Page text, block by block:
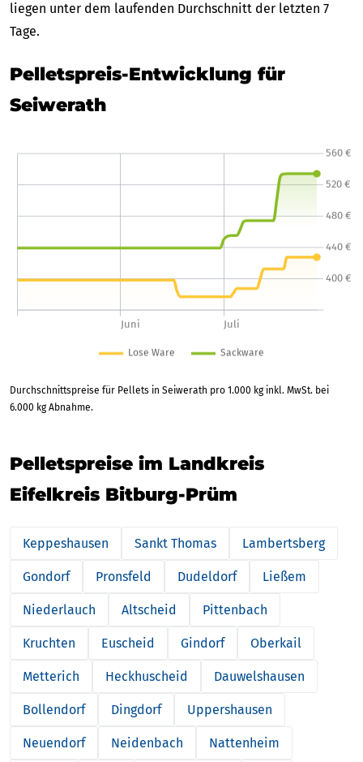
liegen unter dem laufenden Durchschnitt der letzten 7
Tage.
Pelletspreis-Entwicklung für
Seiwerath
Durchschnittspreise für Pellets in Seiwerath pro 1.000 kg inkl. MwSt. bei
6.000 kg Abnahme.
Pelletspreise im Landkreis
Eifelkreis Bitburg-Prüm
Keppeshausen Sankt Thomas Lambertsberg
Gondorf Pronsfeld Dudeldorf Ließem
Niederlauch Altscheid Pittenbach
Kruchten Euscheid Gindorf Oberkail
Metterich Heckhuscheid Dauwelshausen
Bollendorf Dingdorf Uppershausen
Neuendorf Neidenbach Nattenheim